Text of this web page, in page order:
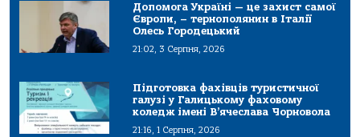
Допомога Україні — це захист самої
Європи, – тернополянин в Італії
Олесь Городецький
21:02, 3 Серпня, 2026
Підготовка фахівців туристичної
галузі у Галицькому фаховому
коледж імені В’ячеслава Чорновола
21:16, 1 Серпня, 2026